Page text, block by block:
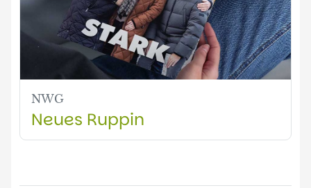
NWG
Neues Ruppin